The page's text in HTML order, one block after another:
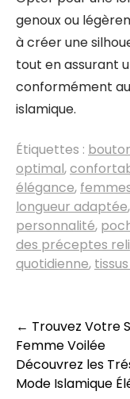
genoux ou
à créer une
tout en assurant
conformément
islamique.
Étiquettes :
optimal,
élégance,
longueur adaptée,
personnalité,
des préceptes
quotidienne,
des
articles
← Trouvez Votre
Femme Voilée
Découvrez les
Mode Islamique